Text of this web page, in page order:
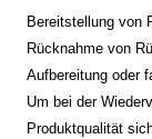
Bereitstellung von
Rücknahme von
Aufbereitung oder
Um bei der
Produktqualität